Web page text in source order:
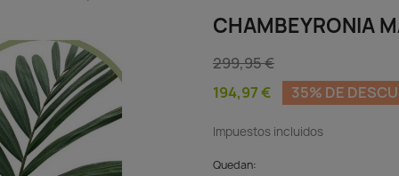
CHAMBEYRONIA
299,95 €
194,97 €
35% DE
Impuestos incluidos
Quedan: